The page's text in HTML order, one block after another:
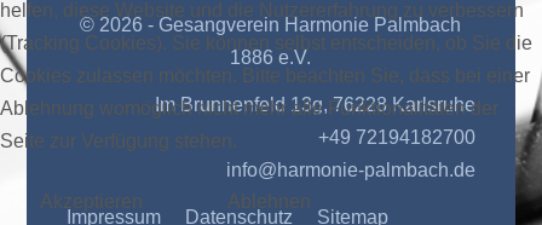
© 2026 - Gesangverein Harmonie Palmbach
1886 e.V.
Im Brunnenfeld 13g, 76228 Karlsruhe
+49 72194182700
info@harmonie-palmbach.de
Impressum Datenschutz Sitemap
helfen, diese Website und die Nutzererfahrung zu verbessern
(Tracking Cookies). Sie können selbst entscheiden, ob Sie die
Cookies zulassen möchten. Bitte beachten Sie, dass bei einer
Ablehnung womöglich nicht mehr alle Funktionalitäten der
Seite zur Verfügung stehen.
Akzeptieren Ablehnen